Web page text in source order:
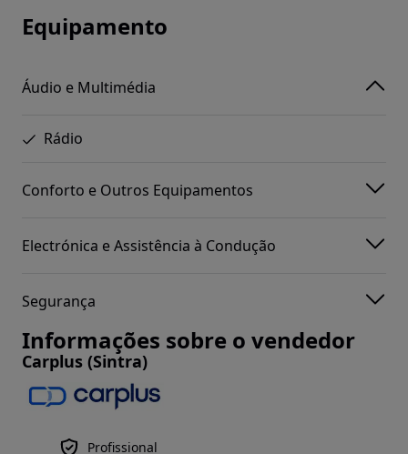
Equipamento
Áudio e Multimédia
Rádio
Conforto e Outros Equipamentos
Electrónica e Assistência à Condução
Segurança
Informações sobre o vendedor
Carplus (Sintra)
Profissional